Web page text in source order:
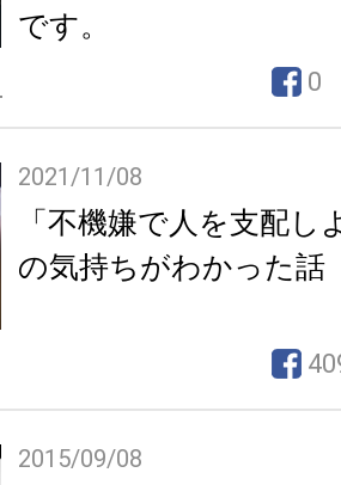
です。
0
2021/11/08
「不機嫌で人を支配し
の気持ちがわかった話
2015/09/08